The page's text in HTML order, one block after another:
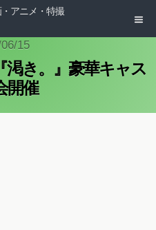
アニメ・特撮
15
渇き。』豪華キャス
開催